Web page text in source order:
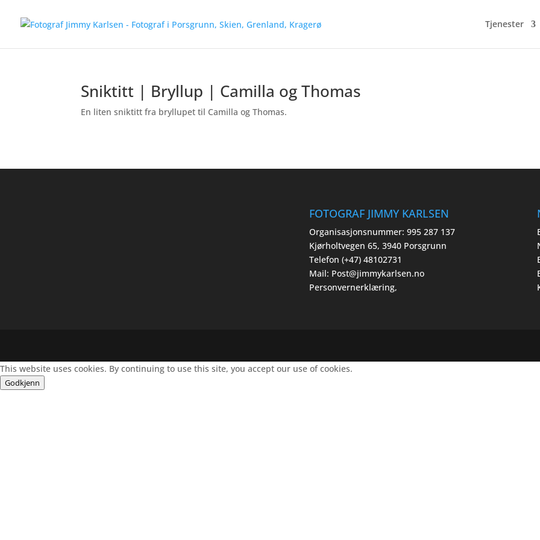
Tjenester
Sniktitt | Bryllup | Camilla og Thomas
En liten sniktitt fra bryllupet til Camilla og Thomas.
FOTOGRAF JIMMY KARLSEN
Organisasjonsnummer: 995 287 137
Kjørholtvegen 65, 3940 Porsgrunn
Telefon (+47) 48102731
Mail: Post@jimmykarlsen.no
Personvernerklæring,
This website uses cookies. By continuing to use this site, you accept our use of cookies.
Godkjenn